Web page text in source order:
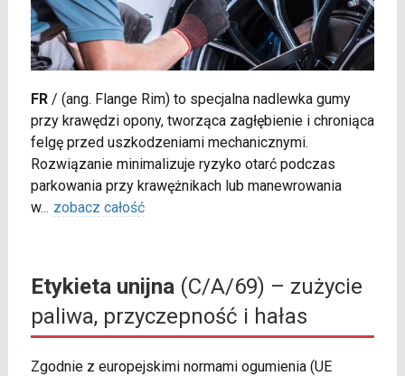
FR/ (ang. Flange Rim) to specjalna nadlewka gumy
przy krawędzi opony, tworząca zagłębienie i chroniąca
felgę przed uszkodzeniami mechanicznymi.
Rozwiązanie minimalizuje ryzyko otarć podczas
parkowania przy krawężnikach lub manewrowania
w... zobacz całość
Etykieta unijna(C/A/69) – zużycie
paliwa, przyczepność i hałas
Zgodnie z europejskimi normami ogumienia (UE